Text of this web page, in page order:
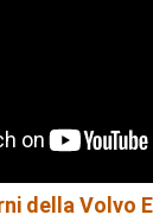
della Volvo